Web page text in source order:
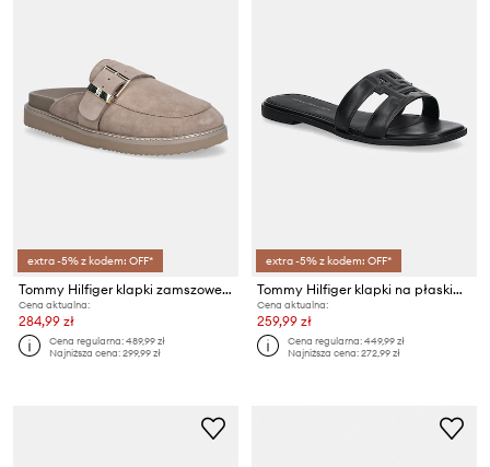
extra -5% z kodem: OFF*
Tommy Hilfiger klapki zamszowe TH BUCKLE FUR SUEDE MULE
Cena aktualna:
284,99 zł
Cena regularna:489,99 zł
Najniższa cena:299,99 zł
extra -5% z kodem: OFF*
Tommy Hilfiger klapki na płaskim obcasie damskie skórzane TH LOGO STRAP MULE
Cena aktualna:
259,99 zł
Cena regularna:449,99 zł
Najniższa cena:272,99 zł